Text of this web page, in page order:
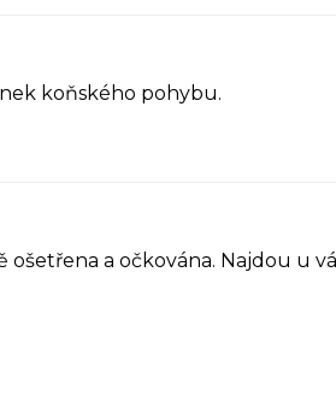
koňského pohybu.
a očkována. Najdou u